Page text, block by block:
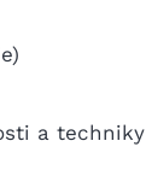
a techniky